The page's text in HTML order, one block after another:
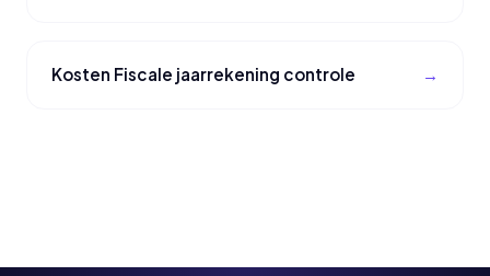
Kosten Fiscale jaarrekening controle